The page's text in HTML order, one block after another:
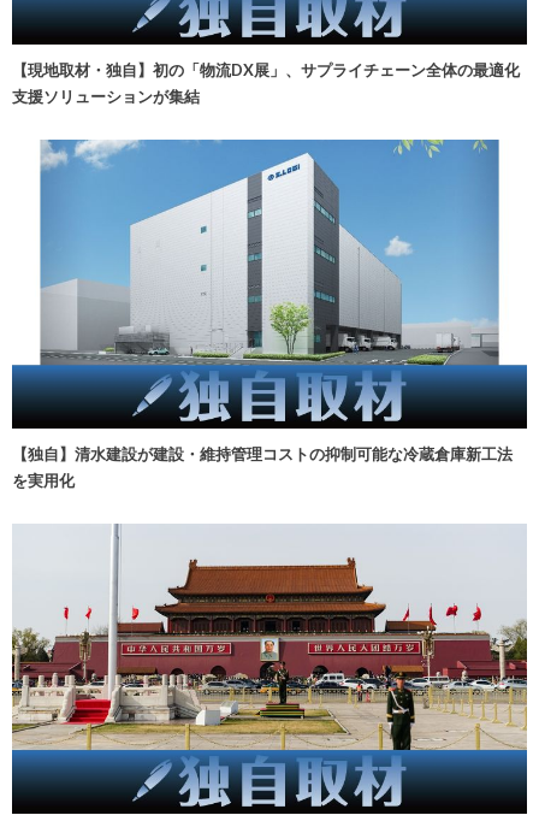
【現地取材・独自】初の「物流DX展」、サプライチェーン全体の最適化
支援ソリューションが集結
【独自】清水建設が建設・維持管理コストの抑制可能な冷蔵倉庫新工法
を実用化